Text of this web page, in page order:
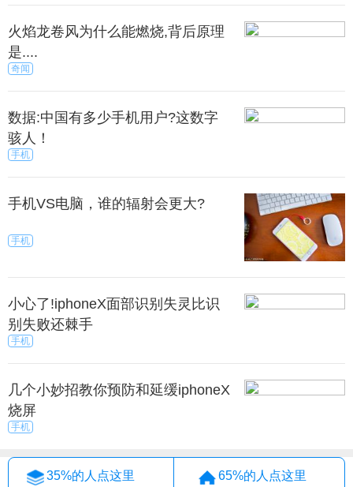
据传输，有一个两个没接触到无所谓，最多手机显示
不识别。但是万一两个铜片因为某些原因连在一起，
会造成了短路。
持扩展内存的手机也是有存储芯片的，直接焊在
主板上，相反，支持扩展内存的，需要一个小东西插
卡，所以不支持扩展内存可以做得比较薄。
。内存卡是通过铜片接触形成通路的，受很多因
素的影响就那么几个铜片同时传输，接口和速度也受
限制，内置存储直接与主板接触，信号转换次数少，
机容量不能满足你的需求时，就需要一个内存卡
来增加内存。但是不支持扩展的手机是不能插外置的
来说手机用的卡很多种不同的性能的手机用的卡
见。比较常见的是Micro SD卡也就是熟称的“TF”卡。
火焰龙卷风为什么能燃烧,背后原理
是....
奇闻
数据:中国有多少手机用户?这数字
骇人！
手机
手机VS电脑，谁的辐射会更大?
手机
小心了!iphoneX面部识别失灵比识
别失败还棘手
手机
几个小妙招教你预防和延缓iphoneX
烧屏
手机
35%的人点这里 65%的人点这里